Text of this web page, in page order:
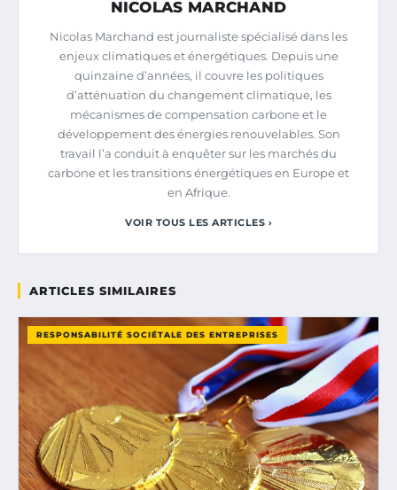
NICOLAS MARCHAND
Nicolas Marchand est journaliste spécialisé dans les
enjeux climatiques et énergétiques. Depuis une
quinzaine d’années, il couvre les politiques
d’atténuation du changement climatique, les
mécanismes de compensation carbone et le
développement des énergies renouvelables. Son
travail l’a conduit à enquêter sur les marchés du
carbone et les transitions énergétiques en Europe et
en Afrique.
VOIR TOUS LES ARTICLES ›
ARTICLES SIMILAIRES
RESPONSABILITÉ SOCIÉTALE DES ENTREPRISES